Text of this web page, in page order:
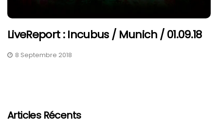
LiveReport : Incubus / Munich / 01.09.18
8 Septembre 2018
Articles Récents